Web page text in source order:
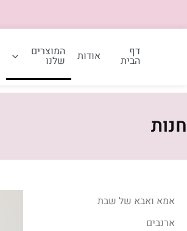
דף
הבית אודות המוצרים
שלנו
חנות
אמא ואבא של שבת
ארנבים